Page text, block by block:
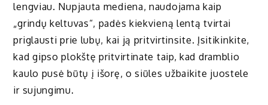
lengviau. Nupjauta mediena, naudojama kaip
„grindų keltuvas“, padės kiekvieną lentą tvirtai
priglausti prie lubų, kai ją pritvirtinsite. Įsitikinkite,
kad gipso plokštę pritvirtinate taip, kad dramblio
kaulo pusė būtų į išorę, o siūles užbaikite juostele
ir sujungimu.